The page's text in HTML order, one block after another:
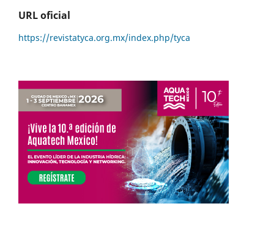
URL oficial
https://revistatyca.org.mx/index.php/tyca